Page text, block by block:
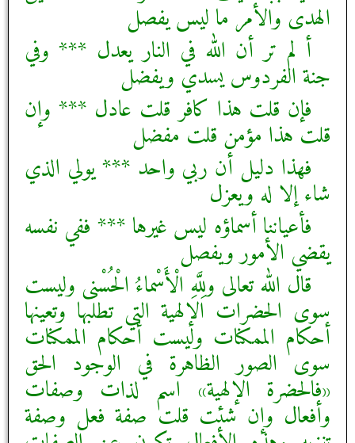
الهدى والأمر ما ليس يفصل‏
أ لم تر أن الله في النار يعدل *** وفي
جنة الفردوس يسدي ويفضل‏
فإن قلت هذا كافر قلت عادل *** وإن
قلت هذا مؤمن قلت مفضل‏
فهذا دليل أن ربي واحد *** يولي الذي
شاء إلا له ويعزل‏
فأعياننا أسماؤه ليس غيرها *** ففي نفسه
يقضي الأمور ويفصل‏
قال الله تعالى ولِلَّهِ الْأَسْماءُ الْحُسْنى‏ وليست
سوى الحضرات الإلهية التي تطلبها وتعينها
أحكام الممكنات وليست أحكام الممكنات
سوى الصور الظاهرة في الوجود الحق
«فالحضرة الإلهية» اسم لذات وصفات
وأفعال وإن شئت قلت صفة فعل وصفة